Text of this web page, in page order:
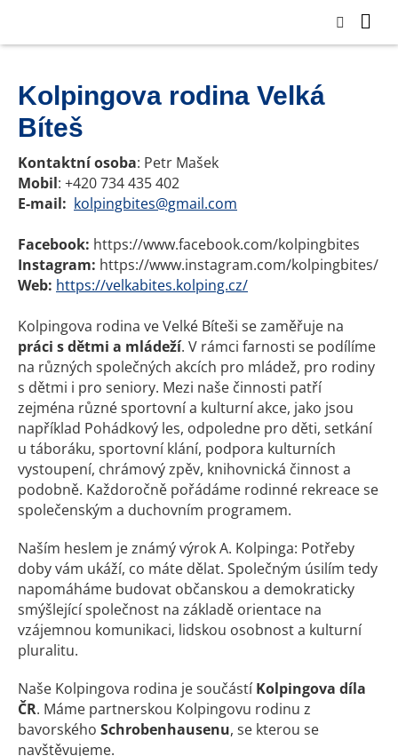
Kolpingova rodina Velká
Bíteš
Kontaktní osoba: Petr Mašek
Mobil: +420 734 435 402
E-mail: kolpingbites@gmail.com
Facebook: https://www.facebook.com/kolpingbites
Instagram: https://www.instagram.com/kolpingbites/
Web: https://velkabites.kolping.cz/
Kolpingova rodina ve Velké Bíteši se zaměřuje na
práci s dětmi a mládeží. V rámci farnosti se podílíme
na různých společných akcích pro mládež, pro rodiny
s dětmi i pro seniory. Mezi naše činnosti patří
zejména různé sportovní a kulturní akce, jako jsou
například Pohádkový les, odpoledne pro děti, setkání
u táboráku, sportovní klání, podpora kulturních
vystoupení, chrámový zpěv, knihovnická činnost a
podobně. Každoročně pořádáme rodinné rekreace se
společenským a duchovním programem.
Naším heslem je známý výrok A. Kolpinga: Potřeby
doby vám ukáží, co máte dělat. Společným úsilím tedy
napomáháme budovat občanskou a demokraticky
smýšlející společnost na základě orientace na
vzájemnou komunikaci, lidskou osobnost a kulturní
pluralitu.
Naše Kolpingova rodina je součástíKolpingova díla
ČR. Máme partnerskou Kolpingovu rodinu z
bavorského Schrobenhausenu, se kterou se
navštěvujeme.